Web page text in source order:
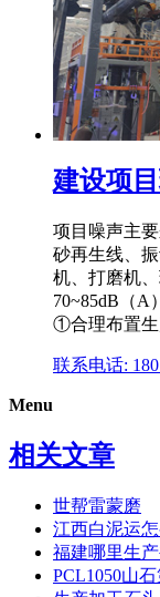
建设项
项目噪声主
砂再生线、
机、打磨机
70~85dB（A
①合理布置生
联系电话: 180
Menu
相关文章
世帮雷蒙磨
江西白泥运
福建哪里生
PCL1050山